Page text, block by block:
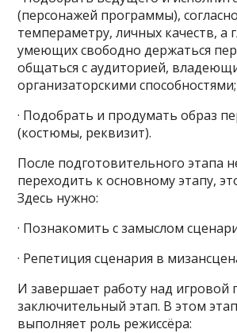
(персонажей программы),
темпераметру, личных качеств, а
умеющих свободно держаться
общаться с аудиторией,
организаторскими способностями;
· Подобрать и продумать образ
(костюмы, реквизит).
После подготовительного этапа
переходить к основному этапу,
Здесь нужно:
· Познакомить с замыслом
· Репетиция сценария в
И завершает работу над игровой
заключительный этап. В этом
выполняет роль режиссёра: